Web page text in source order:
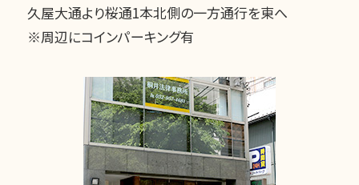
久屋大通より桜通1本北側の一方通行を東へ
※周辺にコインパーキング有